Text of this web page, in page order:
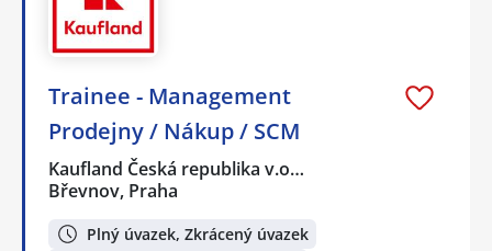
Trainee - Management
Prodejny / Nákup / SCM
Kaufland Česká republika v.o…
Břevnov, Praha
Plný úvazek, Zkrácený úvazek